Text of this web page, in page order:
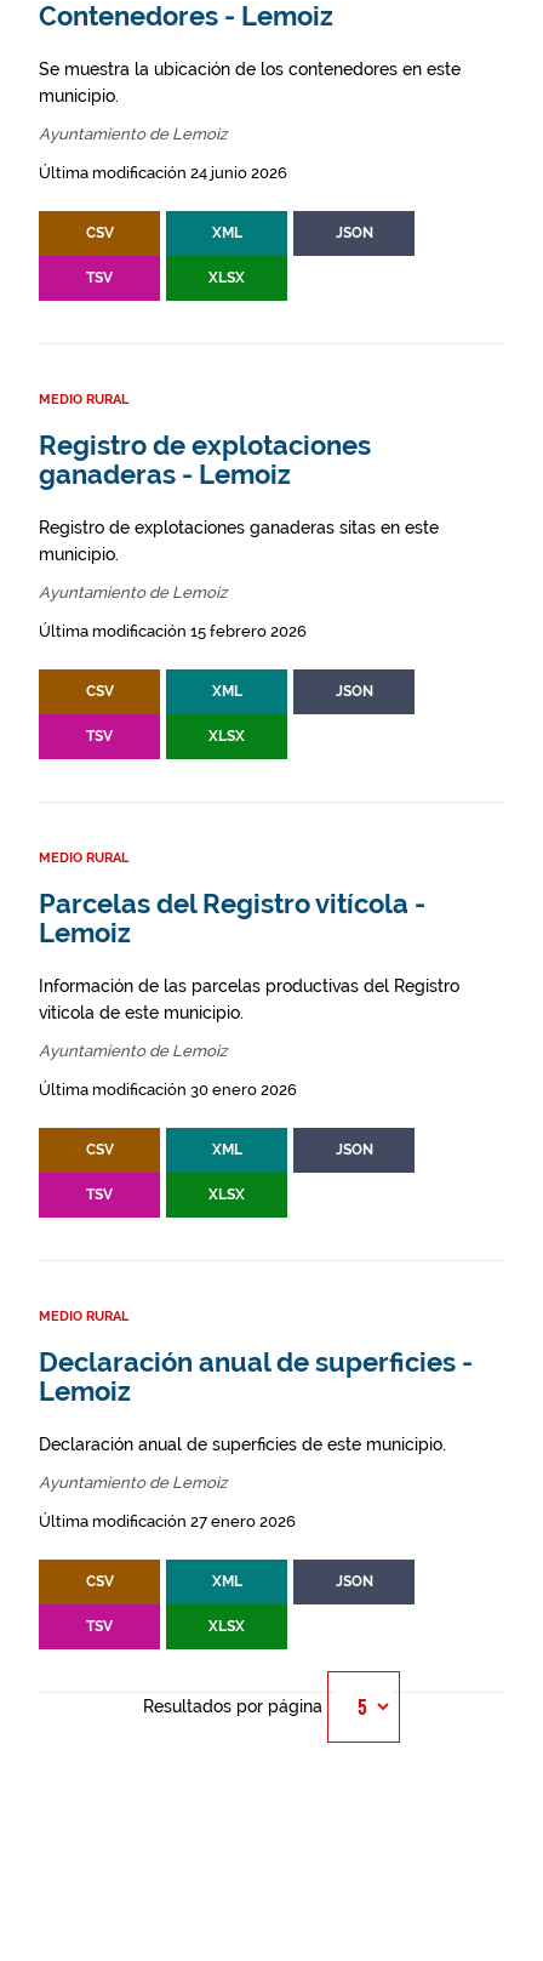
Contenedores - Lemoiz
Se muestra la ubicación de los contenedores en este
municipio.
Ayuntamiento de Lemoiz
Última modificación 24 junio 2026
CSV XML JSON
TSV XLSX
MEDIO RURAL
Registro de explotaciones
ganaderas - Lemoiz
Registro de explotaciones ganaderas sitas en este
municipio.
Ayuntamiento de Lemoiz
Última modificación 15 febrero 2026
CSV XML JSON
TSV XLSX
MEDIO RURAL
Parcelas del Registro vitícola -
Lemoiz
Información de las parcelas productivas del Registro
vitícola de este municipio.
Ayuntamiento de Lemoiz
Última modificación 30 enero 2026
CSV XML JSON
TSV XLSX
MEDIO RURAL
Declaración anual de superficies -
Lemoiz
Declaración anual de superficies de este municipio.
Ayuntamiento de Lemoiz
Última modificación 27 enero 2026
CSV XML JSON
TSV XLSX
Resultados por página